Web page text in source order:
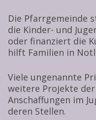
Die Pfarrgemeinde
die Kinder- und
oder finanziert die
hilft Familien in
Viele ungenannte
weitere Projekte
Anschaffungen im
deren Stellen.